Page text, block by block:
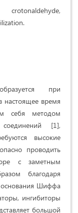
при
настоящее время
себя методом
[1],
высокие
проводить
с заметным
благодаря
основания Шиффа
ингибиторы
большой